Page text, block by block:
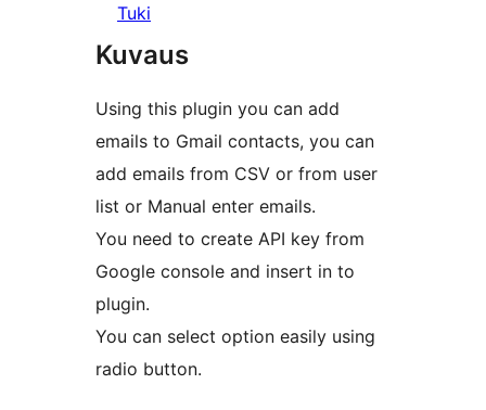
Tuki
Kuvaus
Using this plugin you can add
emails to Gmail contacts, you can
add emails from CSV or from user
list or Manual enter emails.
You need to create API key from
Google console and insert in to
plugin.
You can select option easily using
radio button.